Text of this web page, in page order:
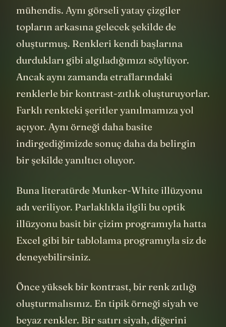
mühendis. Aynı görseli yatay çizgiler
topların arkasına gelecek şekilde de
oluşturmuş. Renkleri kendi başlarına
durdukları gibi algıladığımızı söylüyor.
Ancak aynı zamanda etraflarındaki
renklerle bir kontrast-zıtlık oluşturuyorlar.
Farklı renkteki şeritler yanılmamıza yol
açıyor. Aynı örneği daha basite
indirgediğimizde sonuç daha da belirgin
bir şekilde yanıltıcı oluyor.
Buna literatürde Munker-White illüzyonu
adı veriliyor. Parlaklıkla ilgili bu optik
illüzyonu basit bir çizim programıyla hatta
Excel gibi bir tablolama programıyla siz de
deneyebilirsiniz.
Önce yüksek bir kontrast, bir renk zıtlığı
oluşturmalısınız. En tipik örneği siyah ve
beyaz renkler. Bir satırı siyah, diğerini